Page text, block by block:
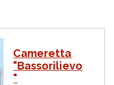
Cameretta
"Bassorilievo
"